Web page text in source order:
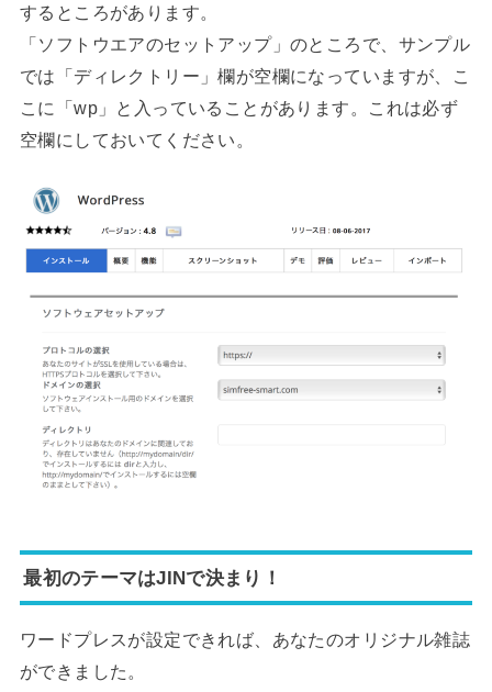
するところがあります。
「ソフトウエアのセットアップ」のところで、サンプル
では「ディレクトリー」欄が空欄になっていますが、こ
こに「wp」と入っていることがあります。これは必ず
空欄にしておいてください。
最初のテーマはJINで決まり！
ワードプレスが設定できれば、あなたのオリジナル雑誌
ができました。